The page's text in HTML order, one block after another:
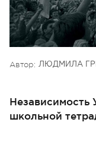
Автор: ЛЮДМИЛА
Независимость
школьной